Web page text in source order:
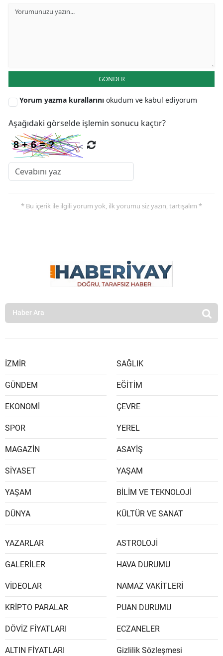
GÖNDER
Yorum yazma kurallarını okudum ve kabul ediyorum
Aşağıdaki görselde işlemin sonucu kaçtır?
* Bu içerik ile ilgili yorum yok, ilk yorumu siz yazın, tartışalım *
İZMİR
GÜNDEM
EKONOMİ
SPOR
MAGAZİN
SİYASET
YAŞAM
DÜNYA
SAĞLIK
EĞİTİM
ÇEVRE
YEREL
ASAYİŞ
YAŞAM
BİLİM VE TEKNOLOJİ
KÜLTÜR VE SANAT
YAZARLAR
GALERİLER
VİDEOLAR
KRİPTO PARALAR
DÖVİZ FİYATLARI
ALTIN FİYATLARI
ASTROLOJİ
HAVA DURUMU
NAMAZ VAKİTLERİ
PUAN DURUMU
ECZANELER
Gizlilik Sözleşmesi